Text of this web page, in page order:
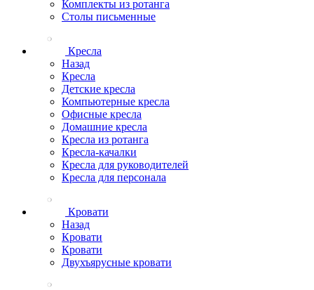
Комплекты из ротанга
Столы письменные
Кресла
Назад
Кресла
Детские кресла
Компьютерные кресла
Офисные кресла
Домашние кресла
Кресла из ротанга
Кресла-качалки
Кресла для руководителей
Кресла для персонала
Кровати
Назад
Кровати
Кровати
Двухъярусные кровати